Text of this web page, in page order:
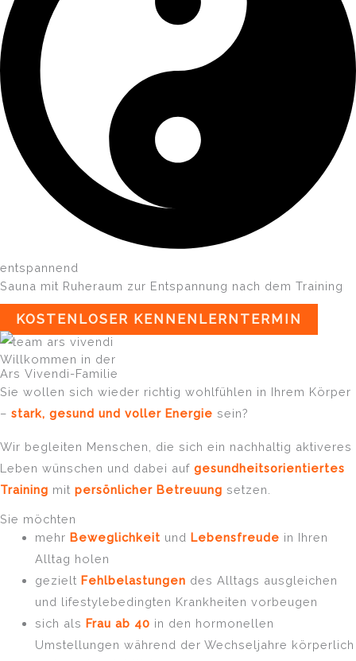
entspannend
Sauna mit Ruheraum zur Entspannung nach dem Training
KOSTENLOSER KENNENLERNTERMIN
Willkommen in der
Ars Vivendi-Familie
Sie wollen sich wieder richtig wohlfühlen in Ihrem Körper
– stark, gesund und voller Energie sein?
Wir begleiten Menschen, die sich ein nachhaltig aktiveres
Leben wünschen und dabei auf gesundheitsorientiertes
Training mit persönlicher Betreuung setzen.
Sie möchten
mehr Beweglichkeit und Lebensfreude in Ihren
Alltag holen
gezielt Fehlbelastungen des Alltags ausgleichen
und lifestylebedingten Krankheiten vorbeugen
sich als Frau ab 40 in den hormonellen
Umstellungen während der Wechseljahre körperlich